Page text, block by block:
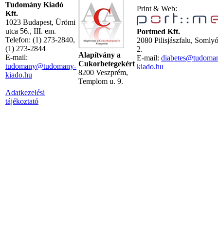
Tudomány Kiadó
Kft.
1023 Budapest, Ürömi
utca 56., III. em.
Telefon: (1) 273-2840,
(1) 273-2844
E-mail:
tudomany@tudomany-
kiado.hu
Adatkezelési
tájékoztató
Alapítvány a
Cukorbetegekért
8200 Veszprém,
Templom u. 9.
Print & Web:
Portmed Kft.
2080 Pilisjászfalu,
2.
E-mail:
kiado.hu